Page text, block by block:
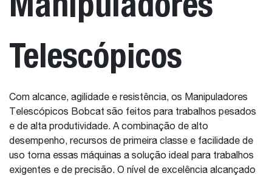
Telescópicos
Com alcance, agilidade e resistência, os Manipuladores
Telescópicos Bobcat são feitos para trabalhos pesados
e de alta produtividade. A combinação de alto
desempenho, recursos de primeira classe e facilidade de
uso torna essas máquinas a solução ideal para trabalhos
exigentes e de precisão. O nível de excelência alcançado